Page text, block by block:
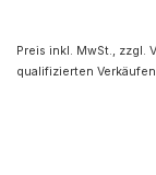
Preis inkl. MwSt., zzgl.
qualifizierten